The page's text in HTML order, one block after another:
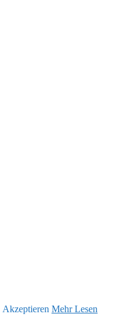
Akzeptieren Mehr Lesen